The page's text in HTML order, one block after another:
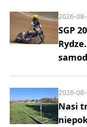
SGP
2026-
Nasi
2026-